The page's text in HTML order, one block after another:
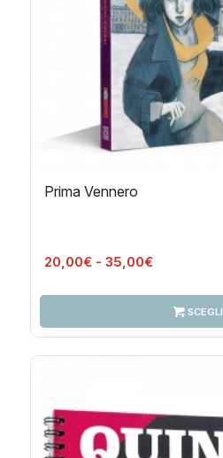
Prima Vennero
20,00€ - 35,00€Fascia
SCEGLI